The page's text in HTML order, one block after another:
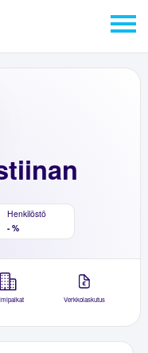
Henkilöstö
- %
Verkkolaskutus